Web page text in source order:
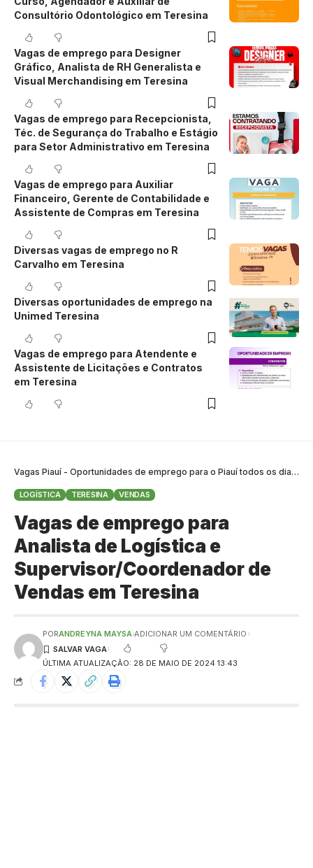
Consultório Odontológico em Teresina
Vagas de emprego para Designer
Gráfico, Analista de RH Generalista e
Visual Merchandising em Teresina
Vagas de emprego para Recepcionista,
Téc. de Segurança do Trabalho e Estágio
para Setor Administrativo em Teresina
Vagas de emprego para Auxiliar
Financeiro, Gerente de Contabilidade e
Assistente de Compras em Teresina
Diversas vagas de emprego no R
Carvalho em Teresina
Diversas oportunidades de emprego na
Unimed Teresina
Vagas de emprego para Atendente e
Assistente de Licitações e Contratos
em Teresina
Vagas Piauí - Oportunidades de emprego para o Piauí todos os dias>
LOGÍSTICA TERESINA VENDAS
Vagas de emprego para
Analista de Logística e
Supervisor/Coordenador de
Vendas em Teresina
ÚLTIMA ATUALIZAÇÃO: 28 DE MAIO DE 2024 13:43
PORANDREYNA MAYSA ADICIONAR UM COMENTÁRIO